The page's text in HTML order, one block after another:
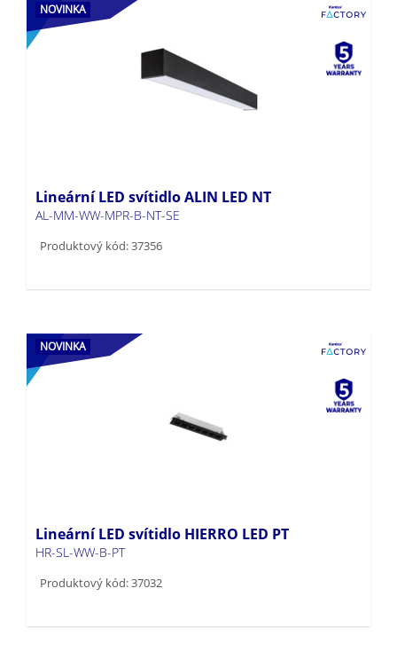
NOVINKA
Lineární LED svítidlo ALIN LED NT
AL-MM-WW-MPR-B-NT-SE
Produktový kód: 37356
NOVINKA
Lineární LED svítidlo HIERRO LED PT
HR-SL-WW-B-PT
Produktový kód: 37032